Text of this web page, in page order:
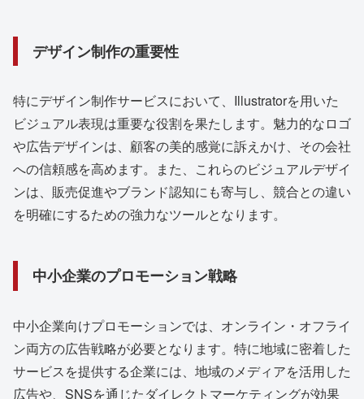
デザイン制作の重要性
特にデザイン制作サービスにおいて、Illustratorを用いた
ビジュアル表現は重要な役割を果たします。魅力的なロゴ
や広告デザインは、顧客の美的感覚に訴えかけ、その会社
への信頼感を高めます。また、これらのビジュアルデザイ
ンは、販売促進やブランド認知にも寄与し、競合との違い
を明確にするための強力なツールとなります。
中小企業のプロモーション戦略
中小企業向けプロモーションでは、オンライン・オフライ
ン両方の広告戦略が必要となります。特に地域に密着した
サービスを提供する企業には、地域のメディアを活用した
広告や、SNSを通じたダイレクトマーケティングが効果